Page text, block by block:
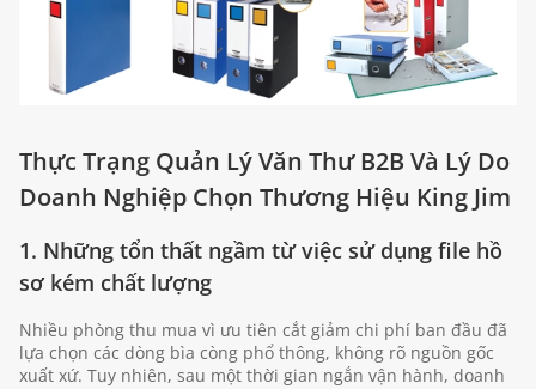
Thực Trạng Quản Lý Văn Thư B2B Và Lý Do
Doanh Nghiệp Chọn Thương Hiệu King Jim
1. Những tổn thất ngầm từ việc sử dụng file hồ
sơ kém chất lượng
Nhiều phòng thu mua vì ưu tiên cắt giảm chi phí ban đầu đã
lựa chọn các dòng bìa còng phổ thông, không rõ nguồn gốc
xuất xứ. Tuy nhiên, sau một thời gian ngắn vận hành, doanh